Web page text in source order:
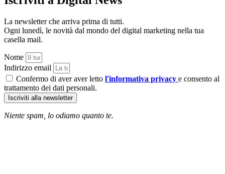
La newsletter che arriva prima di tutti.
Ogni lunedì, le novità dal mondo del digital marketing nella tua
casella mail.
Nome
Indirizzo email
Confermo di aver aver letto l'informativa privacy e consento al
trattamento dei dati personali.
Iscriviti alla newsletter
Niente spam, lo odiamo quanto te.